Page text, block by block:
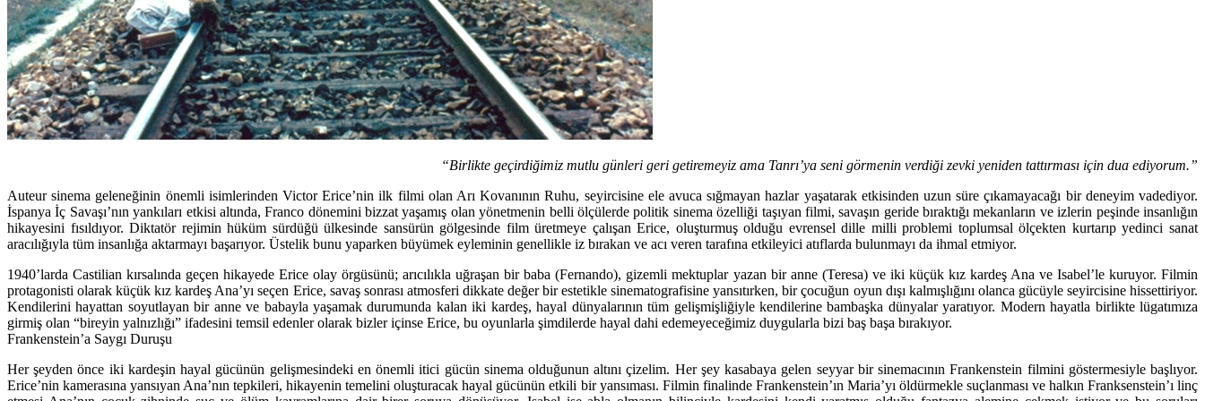
“Birlikte geçirdiğimiz mutlu günleri geri getiremeyiz ama Tanrı’ya seni görmenin verdiği zevki yeniden tattırması için dua ediyorum.”
Auteur sinema geleneğinin önemli isimlerinden Victor Erice’nin ilk filmi olan Arı Kovanının Ruhu, seyircisine ele avuca sığmayan hazlar yaşatarak etkisinden uzun süre çıkamayacağı bir deneyim vadediyor.
İspanya İç Savaşı’nın yankıları etkisi altında, Franco dönemini bizzat yaşamış olan yönetmenin belli ölçülerde politik sinema özelliği taşıyan filmi, savaşın geride bıraktığı mekanların ve izlerin peşinde insanlığın
hikayesini fısıldıyor. Diktatör rejimin hüküm sürdüğü ülkesinde sansürün gölgesinde film üretmeye çalışan Erice, oluşturmuş olduğu evrensel dille milli problemi toplumsal ölçekten kurtarıp yedinci sanat
aracılığıyla tüm insanlığa aktarmayı başarıyor. Üstelik bunu yaparken büyümek eyleminin genellikle iz bırakan ve acı veren tarafına etkileyici atıflarda bulunmayı da ihmal etmiyor.
1940’larda Castilian kırsalında geçen hikayede Erice olay örgüsünü; arıcılıkla uğraşan bir baba (Fernando), gizemli mektuplar yazan bir anne (Teresa) ve iki küçük kız kardeş Ana ve Isabel’le kuruyor. Filmin
protagonisti olarak küçük kız kardeş Ana’yı seçen Erice, savaş sonrası atmosferi dikkate değer bir estetikle sinematografisine yansıtırken, bir çocuğun oyun dışı kalmışlığını olanca gücüyle seyircisine hissettiriyor.
Kendilerini hayattan soyutlayan bir anne ve babayla yaşamak durumunda kalan iki kardeş, hayal dünyalarının tüm gelişmişliğiyle kendilerine bambaşka dünyalar yaratıyor. Modern hayatla birlikte lügatımıza
girmiş olan “bireyin yalnızlığı” ifadesini temsil edenler olarak bizler içinse Erice, bu oyunlarla şimdilerde hayal dahi edemeyeceğimiz duygularla bizi baş başa bırakıyor.
Frankenstein’a Saygı Duruşu
Her şeyden önce iki kardeşin hayal gücünün gelişmesindeki en önemli itici gücün sinema olduğunun altını çizelim. Her şey kasabaya gelen seyyar bir sinemacının Frankenstein filmini göstermesiyle başlıyor.
Erice’nin kamerasına yansıyan Ana’nın tepkileri, hikayenin temelini oluşturacak hayal gücünün etkili bir yansıması. Filmin finalinde Frankenstein’ın Maria’yı öldürmekle suçlanması ve halkın Franksenstein’ı linç